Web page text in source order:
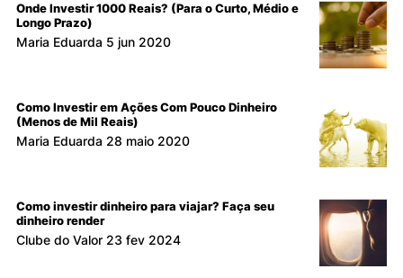
Onde Investir 1000 Reais? (Para o Curto, Médio e
Longo Prazo)
Maria Eduarda 5 jun 2020
Como Investir em Ações Com Pouco Dinheiro
(Menos de Mil Reais)
Maria Eduarda 28 maio 2020
Como investir dinheiro para viajar? Faça seu
dinheiro render
Clube do Valor 23 fev 2024